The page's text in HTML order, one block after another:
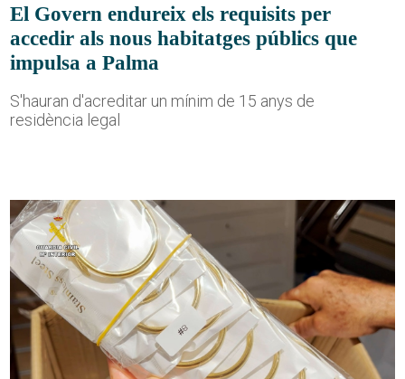
El Govern endureix els requisits per
accedir als nous habitatges públics que
impulsa a Palma
S'hauran d'acreditar un mínim de 15 anys de
residència legal